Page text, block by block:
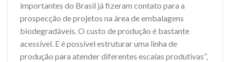
importantes do Brasil já fizeram contato para a
prospecção de projetos na área de embalagens
biodegradáveis. O custo de produção é bastante
acessível. E é possível estruturar uma linha de
produção para atender diferentes escalas produtivas”,